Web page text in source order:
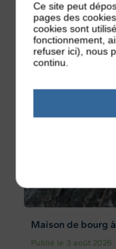
Maison de bourg
Publié le 3 août 2026
Ce site peut
pages des
cookies sont
fonctionnement,
refuser ici), nous
continu.